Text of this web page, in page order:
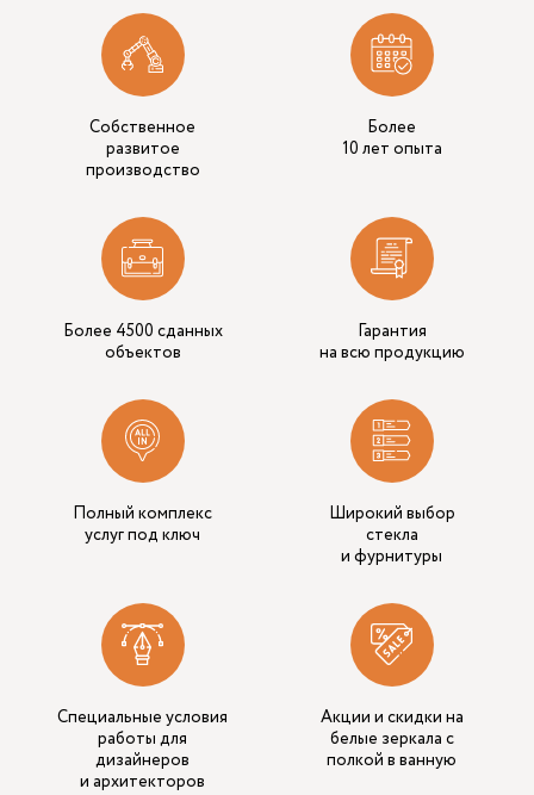
Собственное
развитое
производство
Более
10 лет опыта
Более 4500 сданных
объектов
Гарантия
на всю продукцию
Полный комплекс
услуг под ключ
Широкий выбор
стекла
и фурнитуры
Специальные условия
работы для
дизайнеров
и архитекторов
Акции и скидки на
белые зеркала с
полкой в ванную